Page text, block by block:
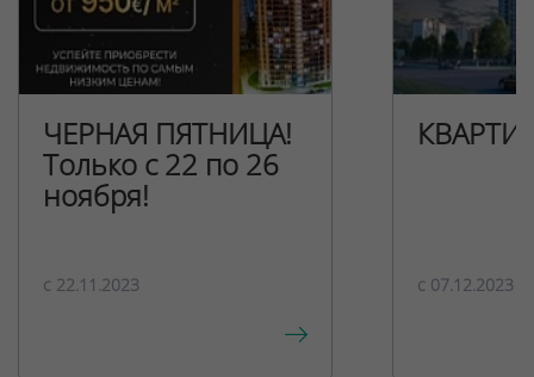
ЧЕРНАЯ ПЯТНИЦА!
Только с 22 по 26
ноября!
c 22.11.2023 c 07.12.2023